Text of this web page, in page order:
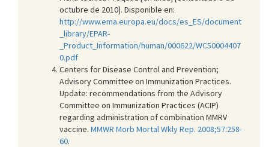
octubre de 2010]. Disponible en:
http://www.ema.europa.eu/docs/es_ES/document
_library/EPAR-
_Product_Information/human/000622/WC50004407
0.pdf
Centers for Disease Control and Prevention;
Advisory Committee on Immunization Practices.
Update: recommendations from the Advisory
Committee on Immunization Practices (ACIP)
regarding administration of combination MMRV
vaccine. MMWR Morb Mortal Wkly Rep. 2008;57:258-
60.